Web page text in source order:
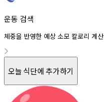
운동 검색
체중을 반영한 예상 소모 칼로리 계산
오늘 식단에 추가하기